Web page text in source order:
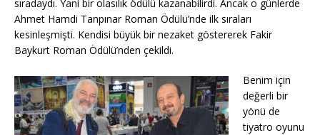
sıradaydı. Yani bir olasılık ödülü kazanabilirdi. Ancak o günlerde
Ahmet Hamdi Tanpınar Roman Ödülü’nde ilk sıraları
kesinleşmişti. Kendisi büyük bir nezaket göstererek Fakir
Baykurt Roman Ödülü’nden çekildi.
Benim için
değerli bir
yönü de
tiyatro oyunu